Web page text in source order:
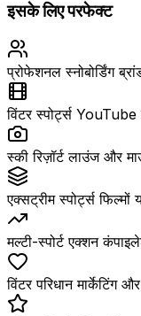
इसके लिए परफेक्ट
प्रोफेशनल स्नोबोर्डिंग
विंटर स्पोर्ट्स
स्की रिज़ॉर्ट लाउंज और
एक्सट्रीम स्पोर्ट्स फिल्मों
मल्टी-स्पोर्ट एक्शन
विंटर परिधान मार्केटिंग